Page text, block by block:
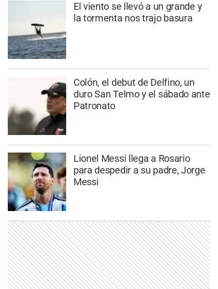
El viento se llevó a un grande y
la tormenta nos trajo basura
Colón, el debut de Delfino, un
duro San Telmo y el sábado ante
Patronato
Lionel Messi llega a Rosario
para despedir a su padre, Jorge
Messi